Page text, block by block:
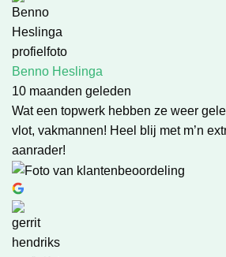
Benno Heslinga
10 maanden geleden
Wat een topwerk hebben ze weer
vlot, vakmannen! Heel blij met m’n
aanrader!